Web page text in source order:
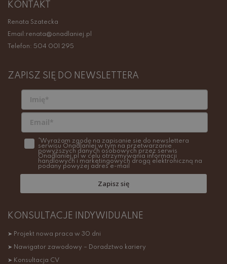
KONTAKT
Renata Szatecka
Email:renata@onadlaniej.pl
Telefon: 504 001 295
ZAPISZ SIĘ DO NEWSLETTERA
*Wyrażam zgodę na zapisanie sie do newslettera
serwisu Onadlaniej w tym na przetwarzanie
powyższych danych osobowych przez serwis
Onadlaniej.pl w celu otrzymywania informacji
handlowych i marketingowych drogą elektroniczną na
podany powyżej adres e-mail
Zapisz się
KONSULTACJE INDYWIDUALNE
➤ Projekt nowa praca w 30 dni
➤ Nawigator zawodowy – Doradztwo kariery
➤ Konsultacja CV